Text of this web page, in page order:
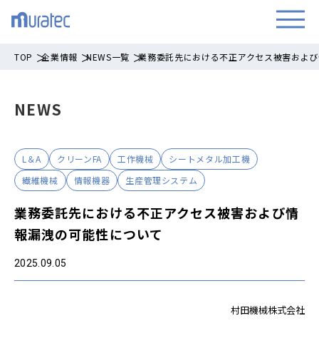
TOP 企業情報 NEWS一覧 業務委託先における不正アクセス被害およ
NEWS
L＆A クリーンFA 工作機械
シートメタル加工機
繊維機械
情報機器 生産管理システム
業務委託先における不正アクセス被害および情
報漏洩の可能性について
2025.09.05
村田機械株式会社